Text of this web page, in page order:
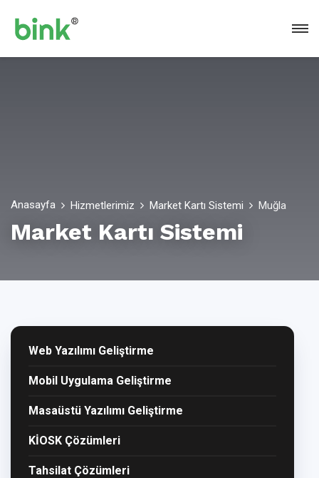
Anasayfa Hizmetlerimiz Market Kartı Sistemi Muğla
Market Kartı Sistemi
Web Yazılımı Geliştirme
Mobil Uygulama Geliştirme
Masaüstü Yazılımı Geliştirme
KİOSK Çözümleri
Tahsilat Çözümleri